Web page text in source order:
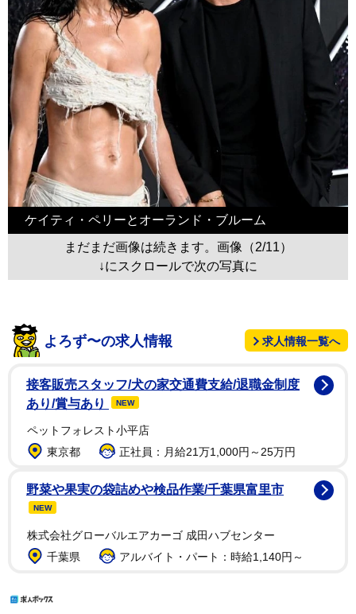
ケイティ・ペリーとオーランド・ブルーム
まだまだ画像は続きます。画像（2/11）
↓にスクロールで次の写真に
よろず〜の求人情報 求人情報一覧へ
接客販売スタッフ/犬の家交通費支給/退職金制度
あり/賞与あり
NEW
ペットフォレスト小平店
東京都
正社員：月給21万1,000円～25万円
野菜や果実の袋詰めや検品作業/千葉県富里市
NEW
株式会社グローバルエアカーゴ 成田ハブセンター
千葉県
アルバイト・パート：時給1,140円～